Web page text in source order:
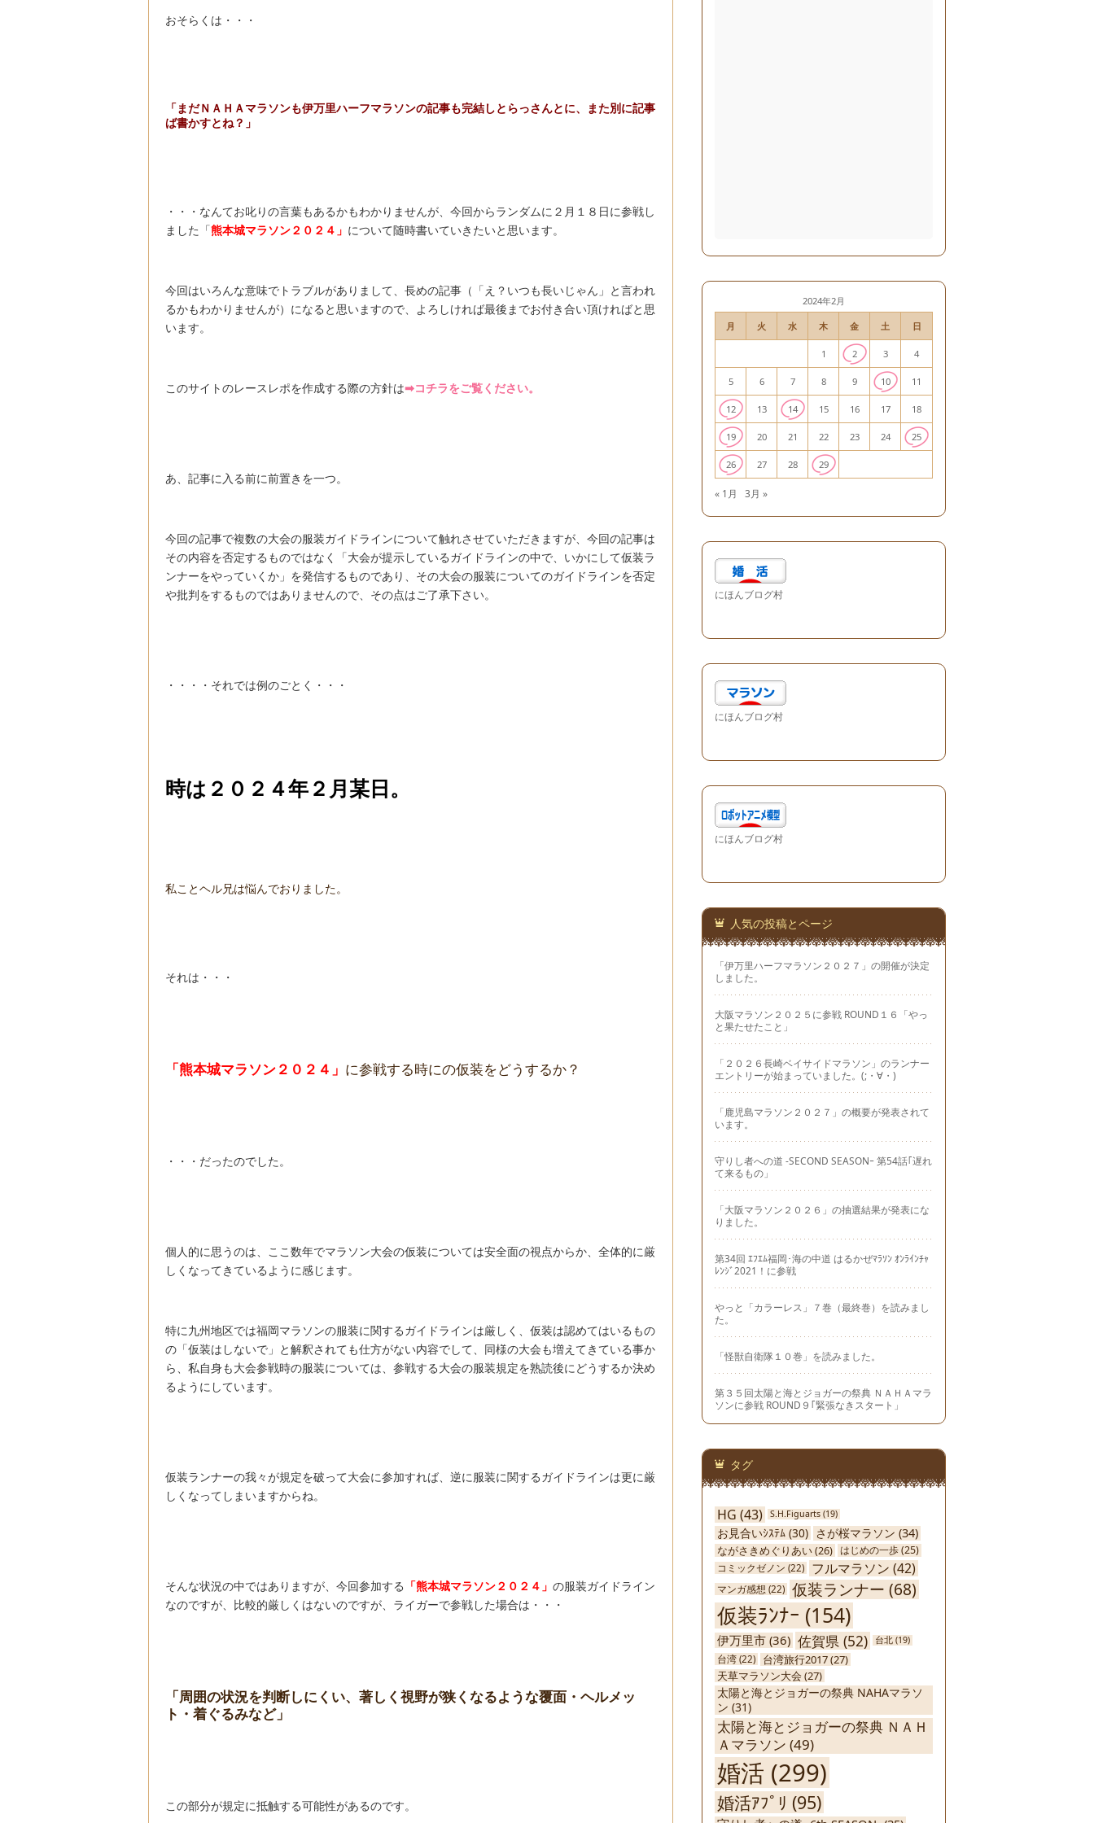
おそらくは・・・
「まだＮＡＨＡマラソンも伊万里ハーフマラソンの記事も完結しとらっさんとに、また別に記事
ば書かすとね？」
・・・なんてお叱りの言葉もあるかもわかりませんが、今回からランダムに２月１８日に参戦し
ました「熊本城マラソン２０２４」 について随時書いていきたいと思います。
今回はいろんな意味でトラブルがありまして、長めの記事（「え？いつも長いじゃん」と言われ
るかもわかりませんが）になると思いますので、よろしければ最後までお付き合い頂ければと思
います。
このサイトのレースレポを作成する際の方針は➡コチラをご覧ください。
あ、記事に入る前に前置きを一つ。
今回の記事で複数の大会の服装ガイドラインについて触れさせていただきますが、今回の記事は
その内容を否定するものではなく「大会が提示しているガイドラインの中で、いかにして仮装ラ
ンナーをやっていくか」を発信するものであり、その大会の服装についてのガイドラインを否定
や批判をするものではありませんので、その点はご了承下さい。
・・・・それでは例のごとく・・・
時は２０２４年２月某日。
私ことヘル兄は悩んでおりました。
それは・・・
「熊本城マラソン２０２４」 に参戦する時にの仮装をどうするか？
・・・だったのでした。
個人的に思うのは、ここ数年でマラソン大会の仮装については安全面の視点からか、全体的に厳
しくなってきているように感じます。
特に九州地区では福岡マラソンの服装に関するガイドラインは厳しく、仮装は認めてはいるもの
の「仮装はしないで」と解釈されても仕方がない内容でして、同様の大会も増えてきている事か
ら、私自身も大会参戦時の服装については、参戦する大会の服装規定を熟読後にどうするか決め
るようにしています。
仮装ランナーの我々が規定を破って大会に参加すれば、逆に服装に関するガイドラインは更に厳
しくなってしまいますからね。
そんな状況の中ではありますが、今回参加する 「熊本城マラソン２０２４」 の服装ガイドライン
なのですが、比較的厳しくはないのですが、ライガーで参戦した場合は・・・
「周囲の状況を判断しにくい、著しく視野が狭くなるような覆面・ヘルメッ
ト・着ぐるみなど」
この部分が規定に抵触する可能性があるのです。
2024年2月
月 火 水 木 金 土 日
1 2 3 4
5 6 7 8 9 10 11
12 13 14 15 16 17 18
19 20 21 22 23 24 25
26 27 28 29
« 1月 3月 »
にほんブログ村
にほんブログ村
にほんブログ村
人気の投稿とページ
「伊万里ハーフマラソン２０２７」の開催が決定
しました。
大阪マラソン２０２５に参戦 ROUND１６「やっ
と果たせたこと」
「２０２６長崎ベイサイドマラソン」のランナー
エントリーが始まっていました。(;・∀・)
「鹿児島マラソン２０２７」の概要が発表されて
います。
守りし者への道 -SECOND SEASONｰ 第54話｢遅れ
て来るもの」
「大阪マラソン２０２６」の抽選結果が発表にな
りました。
第34回 ｴﾌｴﾑ福岡･海の中道 はるかぜﾏﾗｿﾝ ｵﾝﾗｲﾝﾁｬ
ﾚﾝｼﾞ2021！に参戦
やっと「カラーレス」７巻（最終巻）を読みまし
た。
「怪獣自衛隊１０巻」を読みました。
第３５回太陽と海とジョガーの祭典 ＮＡＨＡマラ
ソンに参戦 ROUND９｢緊張なきスタート」
タグ
HG (43) S.H.Figuarts (19)
お見合いｼｽﾃﾑ (30) さが桜マラソン (34)
ながさきめぐりあい(26) はじめの一歩(25)
コミックゼノン (22) フルマラソン (42)
マンガ感想 (22) 仮装ランナー (68)
仮装ﾗﾝﾅｰ (154)
伊万里市 (36) 佐賀県 (52) 台北 (19)
台湾 (22) 台湾旅行2017(27)
天草マラソン大会 (27)
太陽と海とジョガーの祭典 NAHAマラソ
ン (31)
太陽と海とジョガーの祭典 ＮＡＨ
Ａマラソン (49)
婚活 (299)
婚活ｱﾌﾟﾘ (95)